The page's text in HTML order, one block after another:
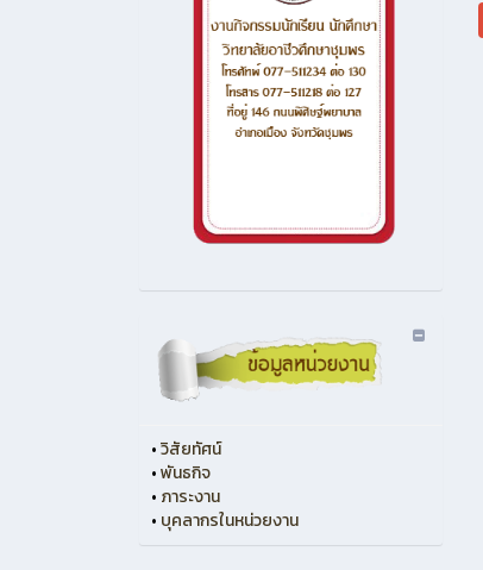
•วิสัยทัศน์
•พันธกิจ
• ภาระงาน
• บุคลากรในหน่วยงาน